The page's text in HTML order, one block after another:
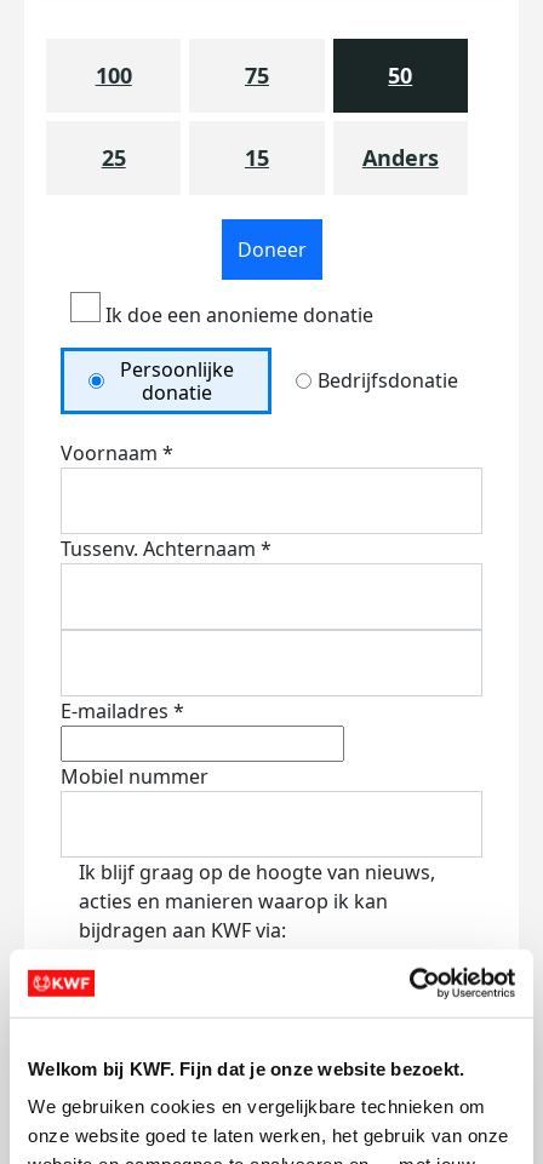
Welkom bij KWF. Fijn dat je onze website bezoekt.
We gebruiken cookies en vergelijkbare technieken om
onze website goed te laten werken, het gebruik van onze
100 75 50
25 15 Anders
Doneer
Ik doe een anonieme donatie
Persoonlijke
donatie
Bedrijfsdonatie
Voornaam *
Tussenv. Achternaam *
E-mailadres *
Mobiel nummer
Ik blijf graag op de hoogte van nieuws,
acties en manieren waarop ik kan
bijdragen aan KWF via:
Leeshierhoe KWF omgaat met je
Jouw bericht op de actiepagina van Team
(optioneel)